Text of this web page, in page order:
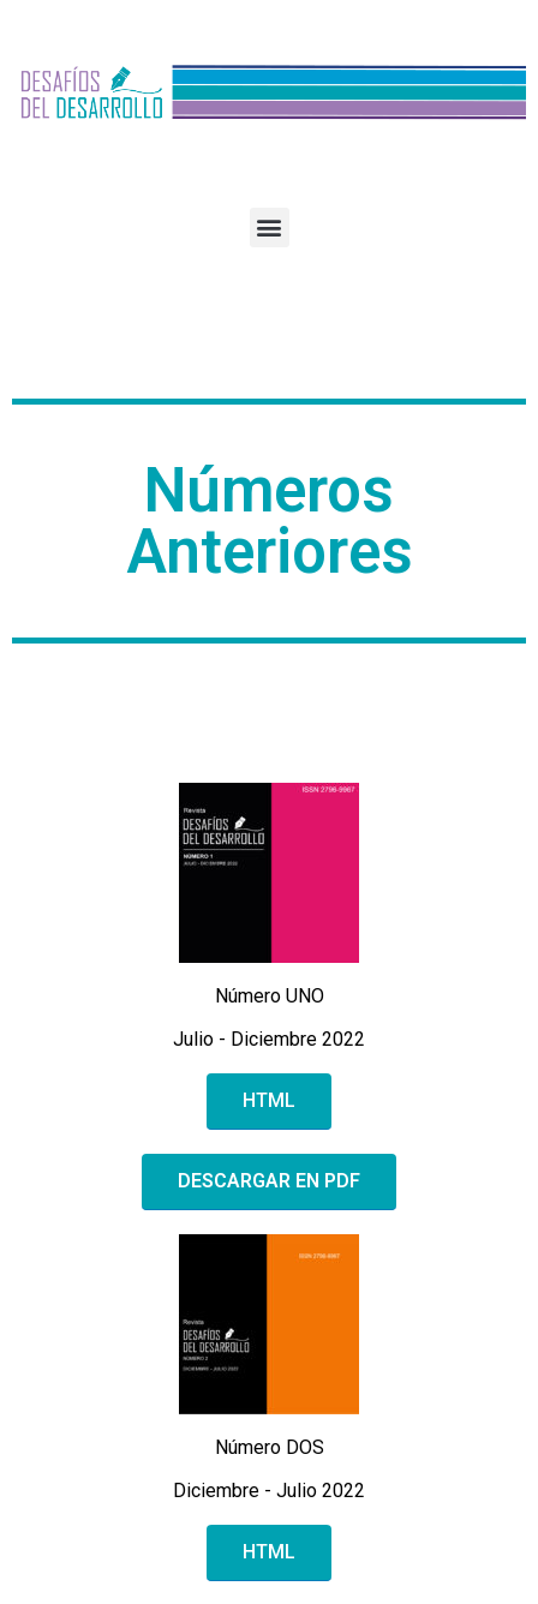
Números
Anteriores
Número UNO
Julio - Diciembre 2022
HTML
DESCARGAR EN PDF
Número DOS
Diciembre - Julio 2022
HTML